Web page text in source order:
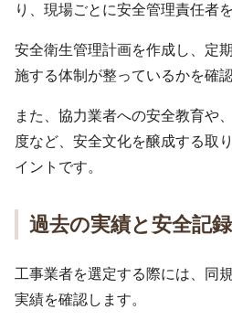
り、現場ごとに安全管理責任者
安全衛生管理計画を作成し、定
施する体制が整っているかを確
また、協力業者への安全教育や
度など、安全文化を醸成する取
イントです。
過去の実績と安全記
工事業者を選定する際には、同
実績を確認します。